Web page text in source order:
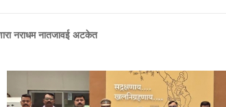
नराधम नातजावई अटकेत